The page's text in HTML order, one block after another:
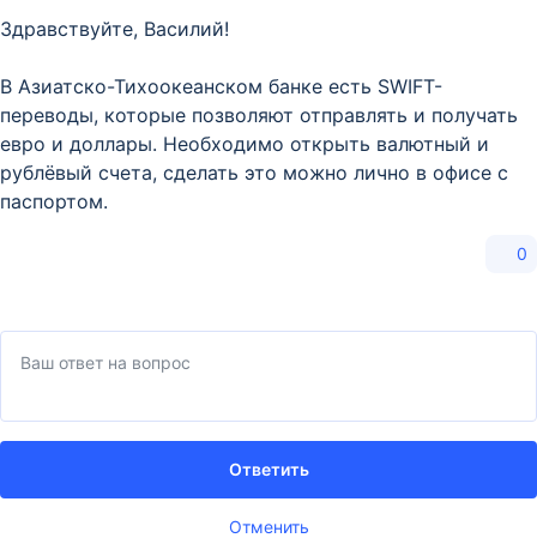
Здравствуйте, Василий!
В Азиатско-Тихоокеанском банке есть SWIFT-
переводы, которые позволяют отправлять и получать
евро и доллары. Необходимо открыть валютный и
рублёвый счета, сделать это можно лично в офисе с
паспортом.
0
Отменить
Ответить